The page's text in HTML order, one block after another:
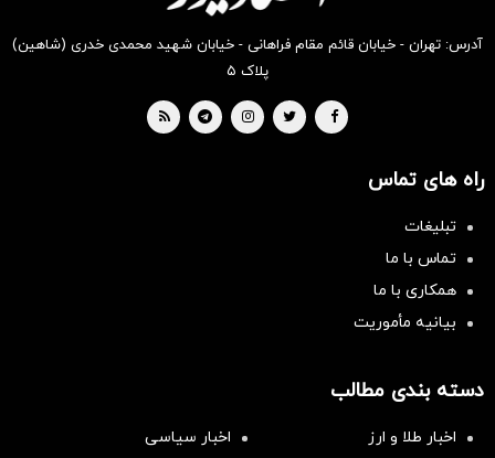
آدرس: تهران - خیابان قائم مقام فراهانی - خیابان شهید محمدی خدری (شاهین)
پلاک ۵
راه های تماس
تبلیغات
تماس با ما
همکاری با ما
بیانیه مأموریت
دسته بندی مطالب
اخبار طلا و ارز
اخبار سیاسی